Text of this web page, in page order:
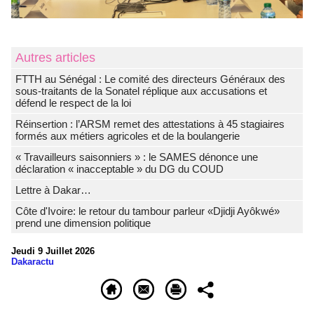
Autres articles
FTTH au Sénégal : Le comité des directeurs Généraux des
sous-traitants de la Sonatel réplique aux accusations et
défend le respect de la loi
Réinsertion : l’ARSM remet des attestations à 45 stagiaires
formés aux métiers agricoles et de la boulangerie
« Travailleurs saisonniers » : le SAMES dénonce une
déclaration « inacceptable » du DG du COUD
Lettre à Dakar…
Côte d'Ivoire: le retour du tambour parleur «Djidji Ayôkwé»
prend une dimension politique
Jeudi 9 Juillet 2026
Dakaractu